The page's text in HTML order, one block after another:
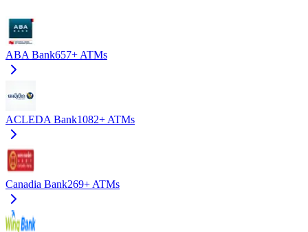
ABA Bank657+ ATMs
ACLEDA Bank1082+ ATMs
Canadia Bank269+ ATMs